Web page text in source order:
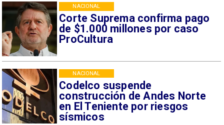
Corte Suprema confirma pago
de $1.000 millones por caso
ProCultura
NACIONAL
Codelco suspende
construcción de Andes Norte
en El Teniente por riesgos
sísmicos
NACIONAL